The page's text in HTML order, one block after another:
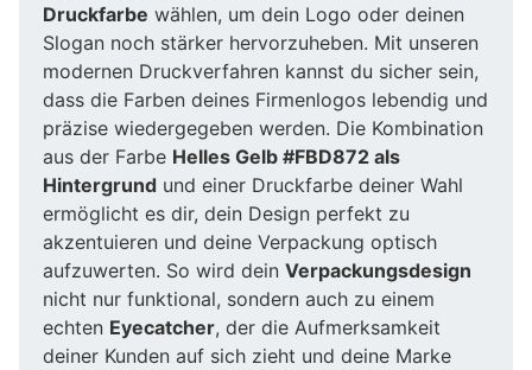
Druckfarbe wählen, um dein Logo oder deinen
Slogan noch stärker hervorzuheben. Mit unseren
modernen Druckverfahren kannst du sicher sein,
dass die Farben deines Firmenlogos lebendig und
präzise wiedergegeben werden. Die Kombination
aus der Farbe Helles Gelb #FBD872 als
Hintergrund und einer Druckfarbe deiner Wahl
ermöglicht es dir, dein Design perfekt zu
akzentuieren und deine Verpackung optisch
aufzuwerten. So wird dein Verpackungsdesign
nicht nur funktional, sondern auch zu einem
echten Eyecatcher, der die Aufmerksamkeit
deiner Kunden auf sich zieht und deine Marke